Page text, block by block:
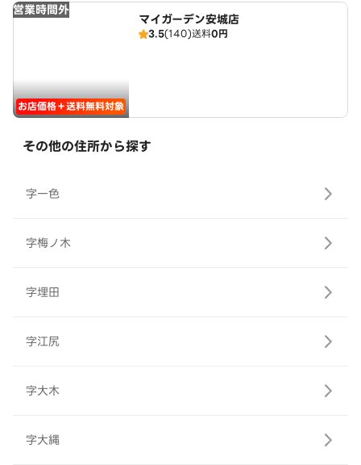
営業時間外
お店価格＋送料無料対象
マイガーデン安城店
3.5(140)送料0円
その他の住所から探す
字一色
字梅ノ木
字埋田
字江尻
字大木
字大縄